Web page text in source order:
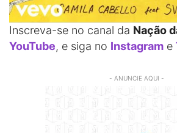
Inscreva-se no canal da Nação
YouTube, e siga no Instagram e
- ANUNCIE AQUI -